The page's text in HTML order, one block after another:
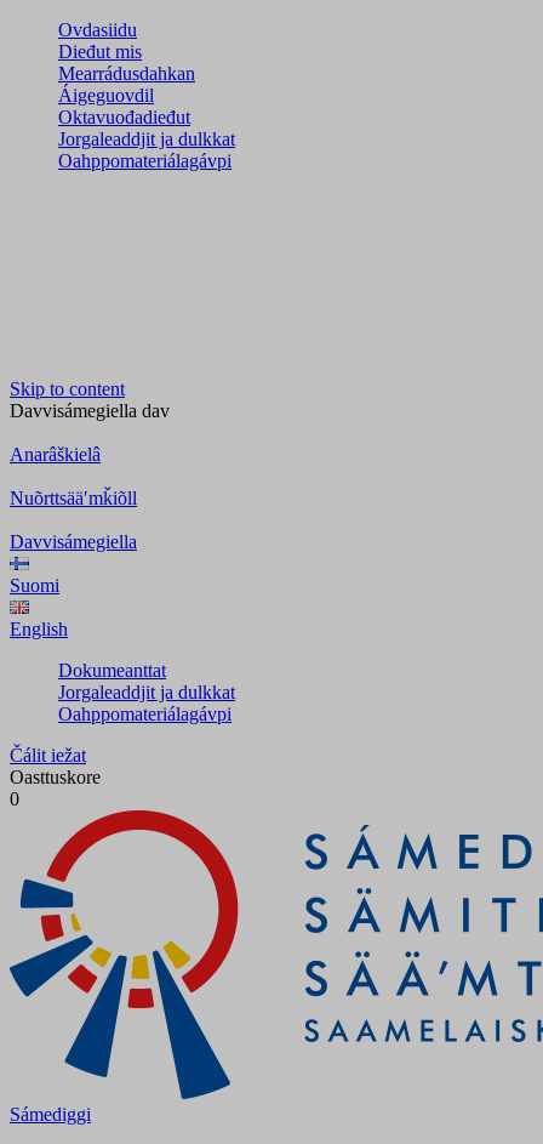
Ovdasiidu
Dieđut mis
Mearrádusdahkan
Áigeguovdil
Oktavuođadieđut
Jorgaleaddjit ja dulkkat
Oahppomateriálagávpi
Skip to content
Davvisámegiella dav
Anarâškielâ
Nuõrttsääʹmǩiõll
Davvisámegiella
Suomi
English
Dokumeanttat
Jorgaleaddjit ja dulkkat
Oahppomateriálagávpi
Čálit iežat
Oasttuskore
0
Sámediggi